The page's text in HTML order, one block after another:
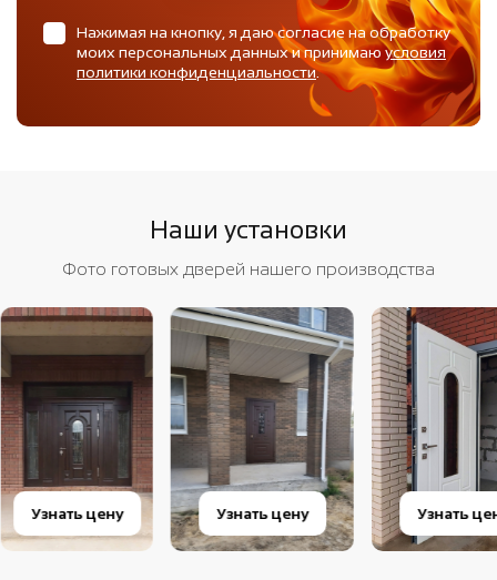
Нажимая на кнопку, я даю согласие на обработку
моих персональных данных и принимаюусловия
политики конфиденциальности.
Наши установки
Фото готовых дверей нашего производства
Узнать цену Узнать цену Узнать